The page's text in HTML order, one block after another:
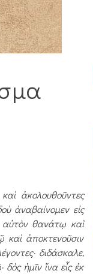
ἀκολουθοῦντες
ἀναβαίνομεν εἰς
αὐτὸν θανάτῳ καὶ
καὶ ἀποκτενοῦσιν
διδάσκαλε,
ἡμῖν ἵνα εἷς ἐκ